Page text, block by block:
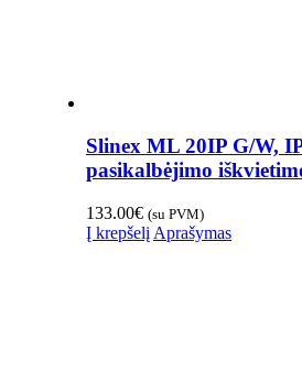
Slinex ML 20IP G/W,
pasikalbėjimo
133.00€ (su PVM)
Į krepšelį Aprašymas